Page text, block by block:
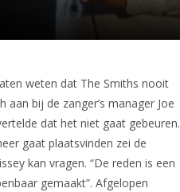
weten dat The Smiths nooit
bij de zanger’s manager Joe
dat het niet gaat gebeuren.
gaat plaatsvinden zei de
kan vragen. “De reden is een
gemaakt”. Afgelopen